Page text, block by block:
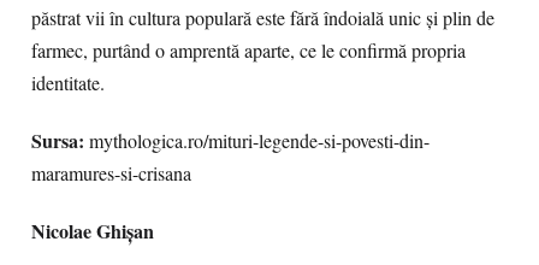
păstrat vii în cultura populară este fără îndoială unic şi plin de
farmec, purtând o amprentă aparte, ce le confirmă propria
identitate.
Sursa: mythologica.ro/mituri-legende-si-povesti-din-
maramures-si-crisana
Nicolae Ghişan